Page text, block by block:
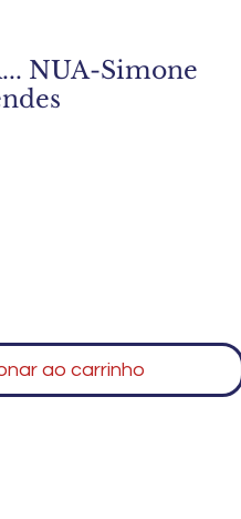
NUA-Simone
ao carrinho